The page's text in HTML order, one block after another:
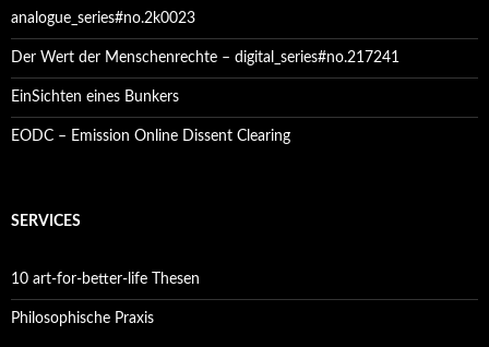
analogue_series#no.2k0023
Der Wert der Menschenrechte – digital_series#no.217241
EinSichten eines Bunkers
EODC – Emission Online Dissent Clearing
SERVICES
10 art-for-better-life Thesen
Philosophische Praxis